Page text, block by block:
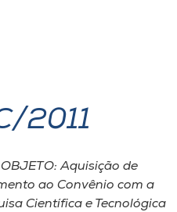
2011
OBJETO: Aquisição de
ao Convênio com a
Científica e Tecnológica